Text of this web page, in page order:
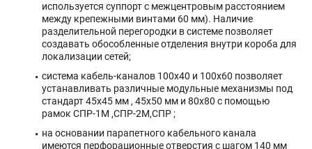
используется суппорт с межцентровым расстоянием
между крепежными винтами 60 мм). Наличие
разделительной перегородки в системе позволяет
создавать обособленные отделения внутри короба для
локализации сетей;
система кабель-каналов 100х40 и 100х60 позволяет
устанавливать различные модульные механизмы под
стандарт 45х45 мм , 45х50 мм и 80х80 с помощью
рамок СПР-1М ,СПР-2М,СПР ;
на основании парапетного кабельного канала
имеются перфорационные отверстия с шагом 140 мм